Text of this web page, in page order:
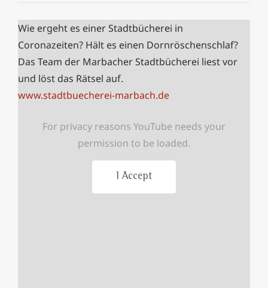
Wie ergeht es einer Stadtbücherei in
Coronazeiten? Hält es einen Dornröschenschlaf?
Das Team der Marbacher Stadtbücherei liest vor
und löst das Rätsel auf.
www.stadtbuecherei-marbach.de
For privacy reasons YouTube needs your
permission to be loaded.
I Accept